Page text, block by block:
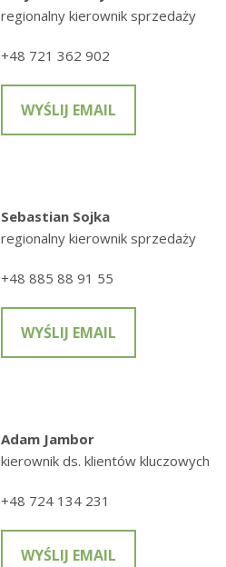
regionalny kierownik sprzedaży
+48 721 362 902
WYŚLIJ EMAIL
Sebastian Sojka
regionalny kierownik sprzedaży
+48 885 88 91 55
WYŚLIJ EMAIL
Adam Jambor
kierownik ds. klientów kluczowych
+48 724 134 231
WYŚLIJ EMAIL